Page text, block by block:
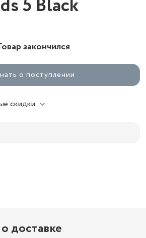
5 Black
закончился
о поступлении
скидки
доставке